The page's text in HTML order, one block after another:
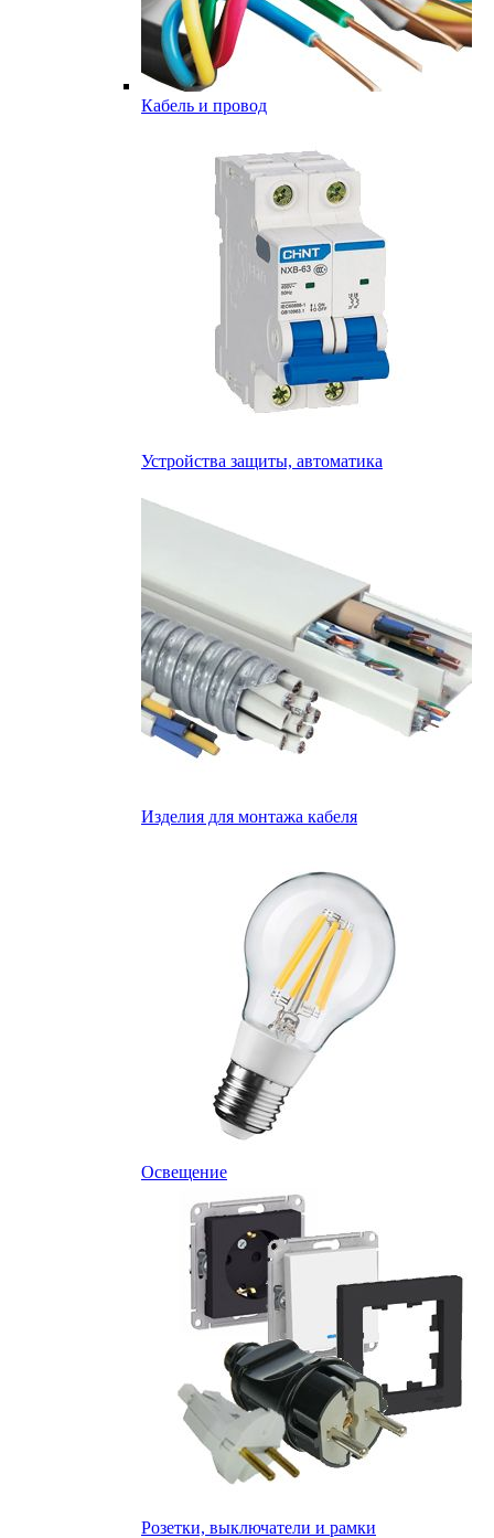
Кабель и провод
Устройства защиты, автоматика
Изделия для монтажа кабеля
Освещение
Розетки, выключатели и рамки